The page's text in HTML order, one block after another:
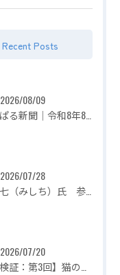
Recent Posts
2026/08/09
元ぱる新聞｜令和8年8月号｜お盆の想い出をパズルに。投稿＆申請でポイント2倍 超お得！！
2026/07/28
実七（みしち）氏 参加展示会の紹介【２０２６年８月１日～ ZEROTEN 2026 -Aichi】
2026/07/20
【検証：第3回】猫の目の前でジグソーパズルは完成できるのか？〜2匹揃って大暴れ！パズル崩壊の危機を救った「まさかの救世主」〜